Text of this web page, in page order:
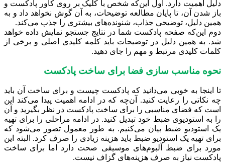
دلیل اهمیت دارد. اول این‌که شخص با کلیک بر روی کاور پادکست و
باز شدن آن، تا پایان مطالعه توضیحات، به آن گوش نخواهد داد و به
همین دلیل، توضیحی جذاب، شنونده‌های بیشتری را جذب می‌کند.
دوم این‌که صفحه پادکست شما در نتایج جستجو نمایش داده خواهد
شد. به همین دلیل در توضیحات باید کلمه کلیدی اصلی و برخی از
کلمات کلیدی مرتبط و مهم را جای دهید.
نحوه مناسب سازی فضا برای ساخت پادکست
تا اینجا به خوبی می‌دانید که پادکست چیست و برای ساخت آن باید
چه نکاتی را رعایت کنید. آن‌چه که در ادامه اهمیت پیدا می‌کند این
است که فضای مناسبی را برای ساخت پادکست در نظر بگیرید و آن
را به استودیوی ضبط خود تبدیل کنید. در ادامه مراحلی را برای تهیه
یک استودیو ضبط بیان می‌کنیم. به طور معمول تصور می‌شود که
برای تهیه یک استودیو ضبط باید هزینه زیادی را صرف کرد. البته این
مورد برای ضبط آلبوم‌های موسیقی صحت دارد اما برای ساخت
پادکست نیاز به صرف هزینه‌های گزاف نیست.